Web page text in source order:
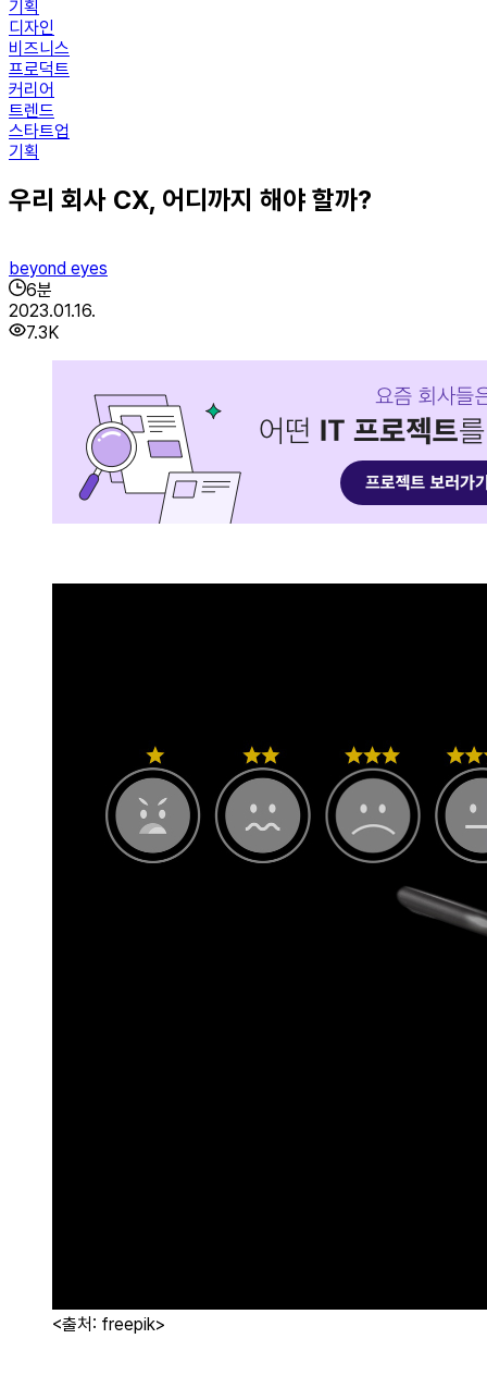
기획
디자인
비즈니스
프로덕트
커리어
트렌드
스타트업
기획
우리 회사 CX, 어디까지 해야 할까?
beyond eyes
6분
2023.01.16.
7.3K
<출처: freepik>